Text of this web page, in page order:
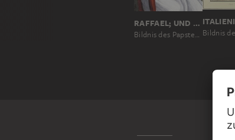
RAFFAEL; UND WERKSTATT
Bildnis des Papstes Julius II.